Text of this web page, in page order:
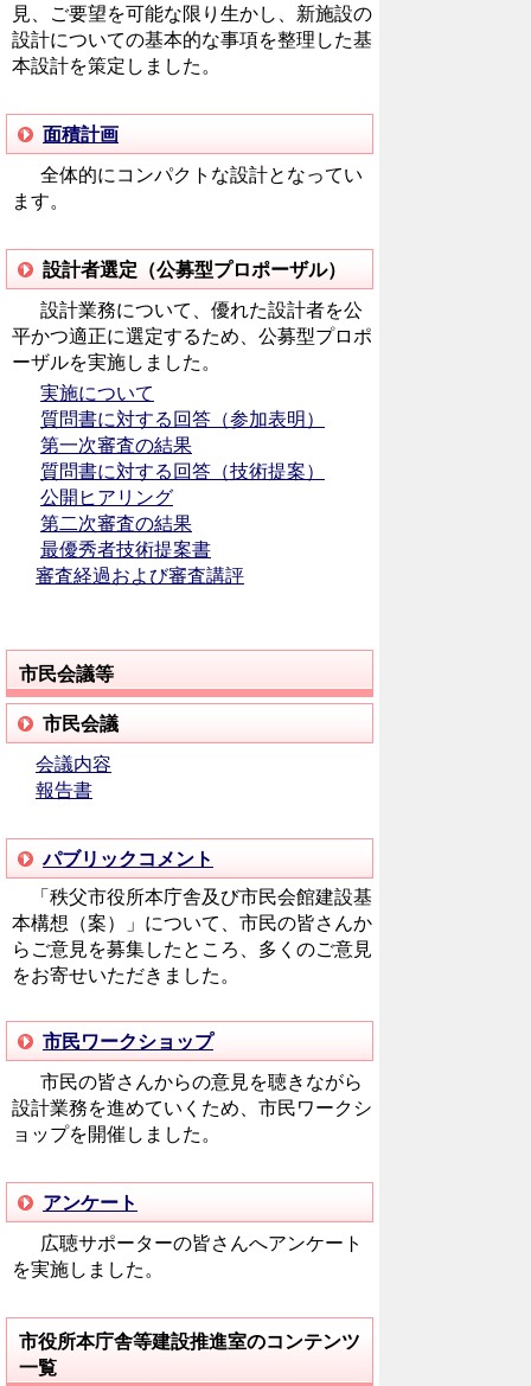
見、ご要望を可能な限り生かし、新施設の
設計についての基本的な事項を整理した基
本設計を策定しました。
面積計画
全体的にコンパクトな設計となってい
ます。
設計者選定（公募型プロポーザル）
設計業務について、優れた設計者を公
平かつ適正に選定するため、公募型プロポ
ーザルを実施しました。
実施について
質問書に対する回答（参加表明）
第一次審査の結果
質問書に対する回答（技術提案）
公開ヒアリング
第二次審査の結果
最優秀者技術提案書
審査経過および審査講評
市民会議等
市民会議
会議内容
報告書
パブリックコメント
「秩父市役所本庁舎及び市民会館建設基
本構想（案）」について、市民の皆さんか
らご意見を募集したところ、多くのご意見
をお寄せいただきました。
市民ワークショップ
市民の皆さんからの意見を聴きながら
設計業務を進めていくため、市民ワークシ
ョップを開催しました。
アンケート
広聴サポーターの皆さんへアンケート
を実施しました。
市役所本庁舎等建設推進室のコンテンツ
一覧